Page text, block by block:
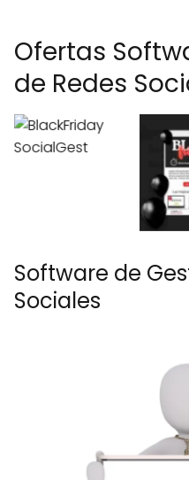
Ofertas
de Redes
Software de
Sociales